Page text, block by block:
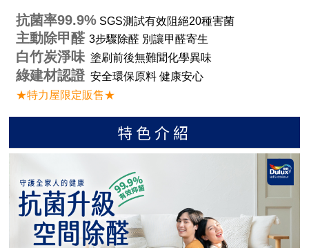
抗菌率99.9% SGS測試有效阻絕20種害菌
主動除甲醛 3步驟除醛 別讓甲醛寄生
白竹炭淨味 塗刷前後無難聞化學異味
綠建材認證
★特力屋限定販售★
特色介紹